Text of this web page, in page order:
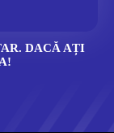
DACĂ AȚI